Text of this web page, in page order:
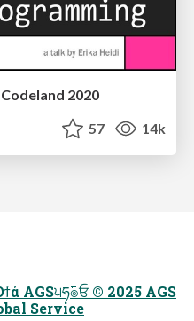
2020
57 14k
Service